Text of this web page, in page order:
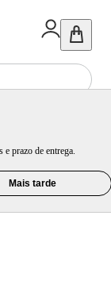
prazo de entrega.
Mais tarde